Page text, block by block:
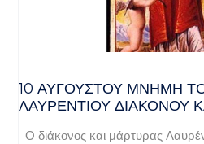
10 ΑΥΓΟΥΣΤΟΥ ΜΝΗΜΗ
ΛΑΥΡΕΝΤΙΟΥ ΔΙΑΚΟΝΟΥ
Ο διάκονος και μάρτυρας